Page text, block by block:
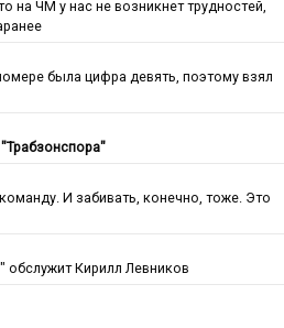
на ЧМ у нас не возникнет трудностей,
была цифра девять, поэтому взял
И забивать, конечно, тоже. Это
Кирилл Левников